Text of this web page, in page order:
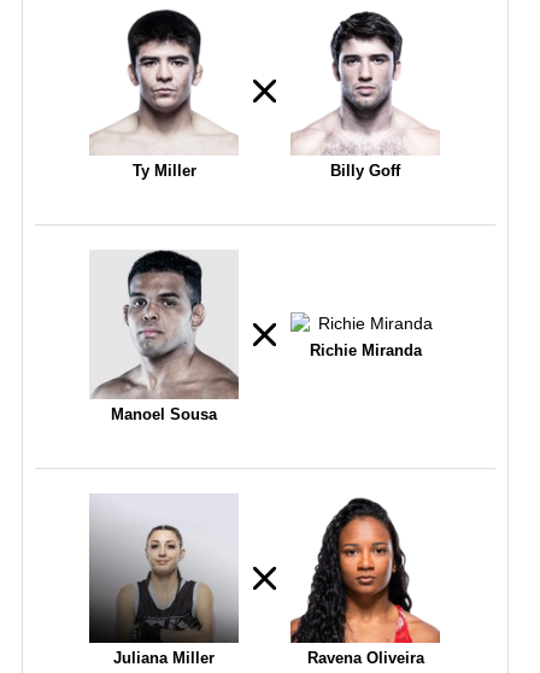
Ty Miller Billy Goff
Manoel Sousa
Richie Miranda
Juliana Miller Ravena Oliveira